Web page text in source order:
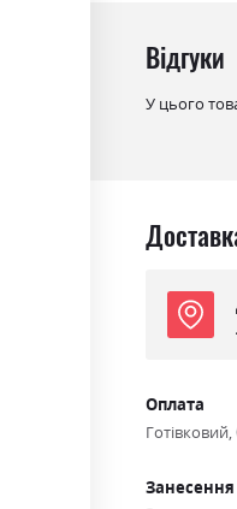
Відгуки
У цього
Оплата